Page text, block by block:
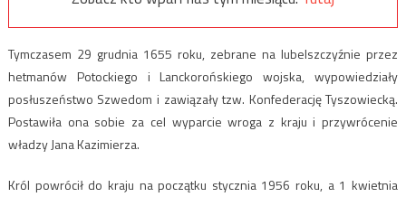
Tymczasem 29 grudnia 1655 roku, zebrane na lubelszczyźnie przez
hetmanów Potockiego i Lanckorońskiego wojska, wypowiedziały
posłuszeństwo Szwedom i zawiązały tzw. Konfederację Tyszowiecką.
Postawiła ona sobie za cel wyparcie wroga z kraju i przywrócenie
władzy Jana Kazimierza.
Król powrócił do kraju na początku stycznia 1956 roku, a 1 kwietnia